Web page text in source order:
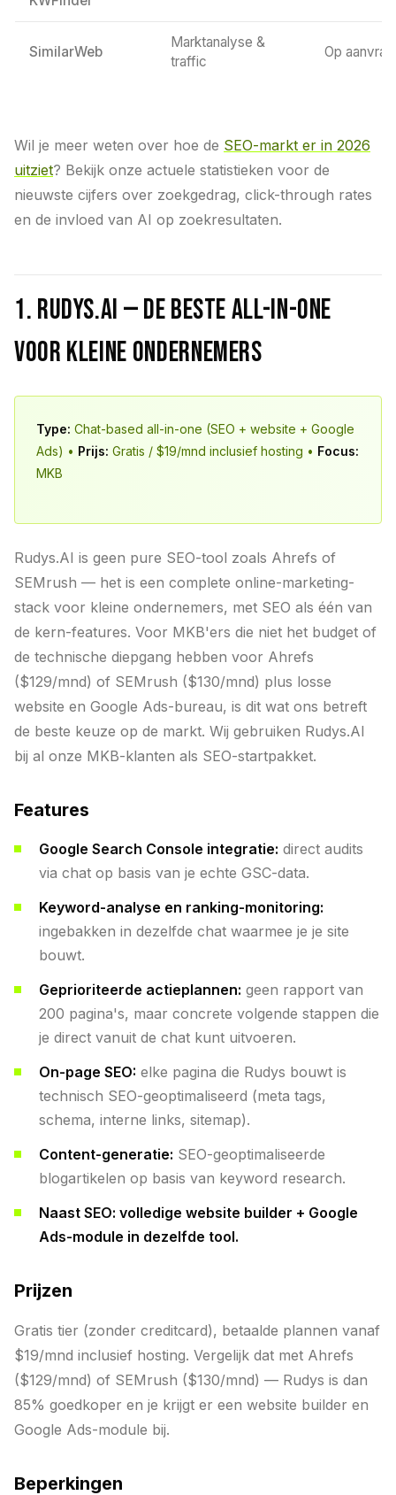
SimilarWeb
Marktanalyse &
traffic
Op
Wil je meer weten over hoe de SEO-markt er in 2026
uitziet? Bekijk onze actuele statistieken voor de
nieuwste cijfers over zoekgedrag, click-through rates
en de invloed van AI op zoekresultaten.
1. Rudys.AI — De beste all-in-one
voor kleine ondernemers
Type: Chat-based all-in-one (SEO + website + Google
Ads) • Prijs: Gratis / $19/mnd inclusief hosting • Focus:
MKB
Rudys.AI is geen pure SEO-tool zoals Ahrefs of
SEMrush — het is een complete online-marketing-
stack voor kleine ondernemers, met SEO als één van
de kern-features. Voor MKB'ers die niet het budget of
de technische diepgang hebben voor Ahrefs
($129/mnd) of SEMrush ($130/mnd) plus losse
website en Google Ads-bureau, is dit wat ons betreft
de beste keuze op de markt. Wij gebruiken Rudys.AI
bij al onze MKB-klanten als SEO-startpakket.
Features
Google Search Console integratie: direct audits
via chat op basis van je echte GSC-data.
Keyword-analyse en ranking-monitoring:
ingebakken in dezelfde chat waarmee je je site
bouwt.
Geprioriteerde actieplannen: geen rapport van
200 pagina's, maar concrete volgende stappen die
je direct vanuit de chat kunt uitvoeren.
On-page SEO: elke pagina die Rudys bouwt is
technisch SEO-geoptimaliseerd (meta tags,
schema, interne links, sitemap).
Content-generatie: SEO-geoptimaliseerde
blogartikelen op basis van keyword research.
Naast SEO: volledige website builder + Google
Ads-module in dezelfde tool.
Prijzen
Gratis tier (zonder creditcard), betaalde plannen vanaf
$19/mnd inclusief hosting. Vergelijk dat met Ahrefs
($129/mnd) of SEMrush ($130/mnd) — Rudys is dan
85% goedkoper en je krijgt er een website builder en
Google Ads-module bij.
Beperkingen